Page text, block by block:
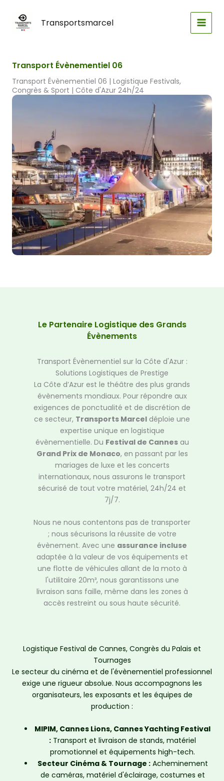
contenu
Transportsmarcel
Transport Évènementiel 06
Transport Évènementiel 06 | Logistique Festivals,
Congrès & Sport | Côte d'Azur 24h/24
Le Partenaire Logistique des Grands
Évènements
Transport Évènementiel sur la Côte d'Azur :
Solutions Logistiques de Prestige
La Côte d’Azur est le théâtre des plus grands
évènements mondiaux. Pour répondre aux
exigences de ponctualité et de discrétion de
ce secteur, Transports Marcel déploie une
expertise unique en logistique
évènementielle. Du Festival de Cannesau
Grand Prix de Monaco, en passant par les
mariages de luxe et les concerts
internationaux, nous assurons le transport
sécurisé de tout votre matériel, 24h/24 et
7j/7.
Nous ne nous contentons pas de transporter
; nous sécurisons la réussite de votre
évènement. Avec une assurance incluse
adaptée à la valeur de vos équipements et
une flotte de véhicules allant de la moto à
l'utilitaire 20m³, nous garantissons une
livraison sans faille, même dans les zones à
accès restreint ou sous haute sécurité.
Logistique Festival de Cannes, Congrès du Palais et
Tournages
Le secteur du cinéma et de l'évènementiel professionnel
exige une rigueur absolue. Nous accompagnons les
organisateurs, les exposants et les équipes de
production :
MIPIM, Cannes Lions, Cannes Yachting Festival
: Transport et livraison de stands, matériel
promotionnel et équipements high-tech.
Secteur Cinéma & Tournage :Acheminement
de caméras, matériel d'éclairage, costumes et